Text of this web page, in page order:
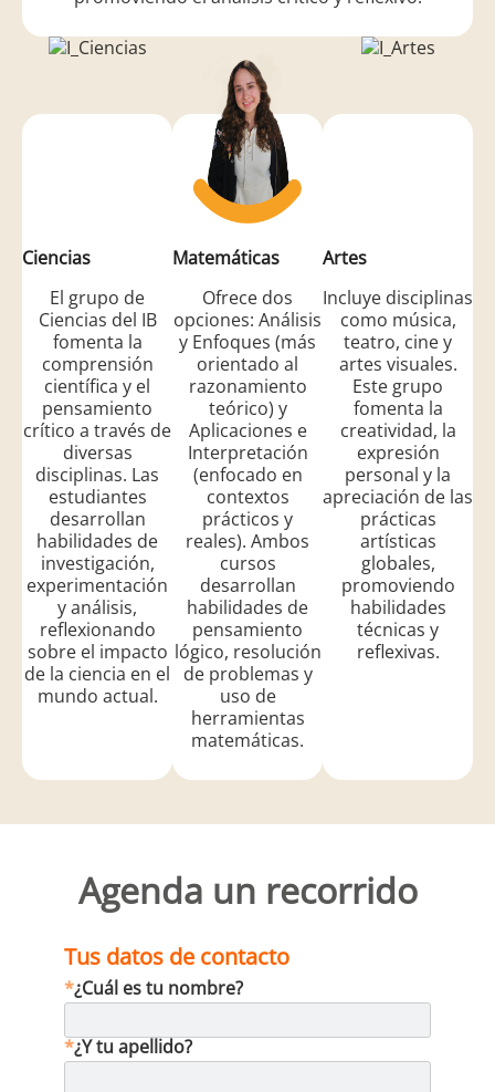
Ciencias
El grupo de
Ciencias del IB
fomenta la
comprensión
científica y el
pensamiento
crítico a través de
diversas
disciplinas. Las
estudiantes
desarrollan
habilidades de
investigación,
experimentación
y análisis,
reflexionando
sobre el impacto
de la ciencia en el
mundo actual.
Matemáticas
Ofrece dos
opciones: Análisis
y Enfoques (más
orientado al
razonamiento
teórico) y
Aplicaciones e
Interpretación
(enfocado en
contextos
prácticos y
reales). Ambos
cursos
desarrollan
habilidades de
pensamiento
lógico, resolución
de problemas y
uso de
herramientas
matemáticas.
Artes
Incluye disciplinas
como música,
teatro, cine y
artes visuales.
Este grupo
fomenta la
creatividad, la
expresión
personal y la
apreciación de las
prácticas
artísticas
globales,
promoviendo
habilidades
técnicas y
reflexivas.
Agenda un recorrido
Tus datos de contacto
¿Cuál es tu nombre?
*
¿Y tu apellido?
*